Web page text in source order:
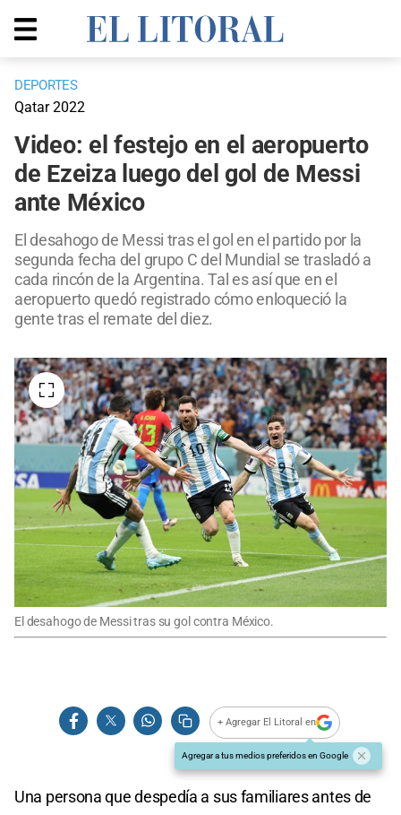
DEPORTES
Qatar 2022
Video: el festejo en el aeropuerto
de Ezeiza luego del gol de Messi
ante México
El desahogo de Messi tras el gol en el partido por la
segunda fecha del grupo C del Mundial se trasladó a
cada rincón de la Argentina. Tal es así que en el
aeropuerto quedó registrado cómo enloqueció la
gente tras el remate del diez.
El desahogo de Messi tras su gol contra México.
+ Agregar El Litoral en
Agregar a tus medios preferidos en Google
Una persona que despedía a sus familiares antes de